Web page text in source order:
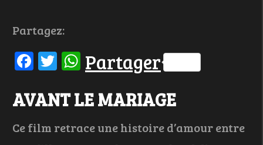
Partagez:
Facebook
Twitter
WhatsApp
Partager
AVANT LE MARIAGE
Ce film retrace une histoire d’amour entre